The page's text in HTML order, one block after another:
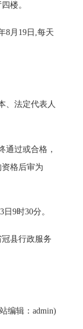
楼。
8月19日,每天
、 法定代表人
通过或合格，
格后审为
日9时30分。
冠县行政服务
编辑：admin)